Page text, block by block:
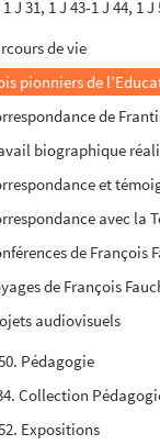
1 J 31, 1 J 43-1 J 44,
de vie
pionniers de
de
biographique
et
avec la
de François
de François
audiovisuels
Pédagogie
Collection
Expositions